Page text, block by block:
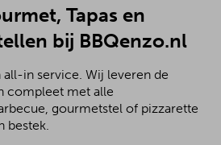
Tapas en
bij BBQenzo.nl
in service. Wij leveren de
compleet met alle
gourmetstel of pizzarette
bestek.